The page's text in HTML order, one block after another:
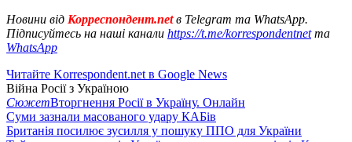
Новини від Корреспондент.netв Telegram та WhatsApp.
Підписуйтесь на наші канали https://t.me/korrespondentnetта
WhatsApp
Читайте Korrespondent.net в Google News
Війна Росії з Україною
СюжетВторгнення Росії в Україну. Онлайн
Суми зазнали масованого удару КАБів
Британія посилює зусилля у пошуку ППО для України